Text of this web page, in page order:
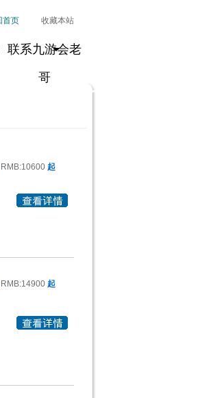
首页
收藏本站
联系九游会老
哥
RMB:10600 起
RMB:14900 起